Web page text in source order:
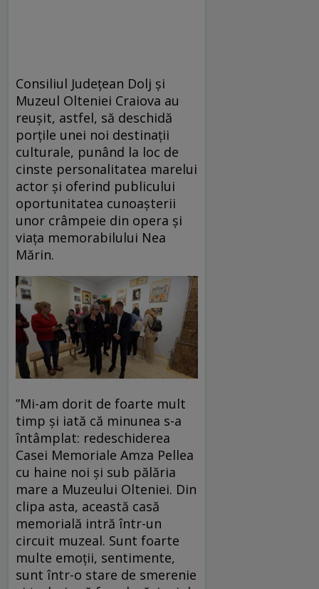
Consiliul Județean Dolj și
Muzeul Olteniei Craiova au
reușit, astfel, să deschidă
porțile unei noi destinații
culturale, punând la loc de
cinste personalitatea marelui
actor și oferind publicului
oportunitatea cunoașterii
unor crâmpeie din opera și
viața memorabilului Nea
Mărin.
”Mi-am dorit de foarte mult
timp și iată că minunea s-a
întâmplat: redeschiderea
Casei Memoriale Amza Pellea
cu haine noi și sub pălăria
mare a Muzeului Olteniei. Din
clipa asta, această casă
memorială intră într-un
circuit muzeal. Sunt foarte
multe emoții, sentimente,
sunt într-o stare de smerenie